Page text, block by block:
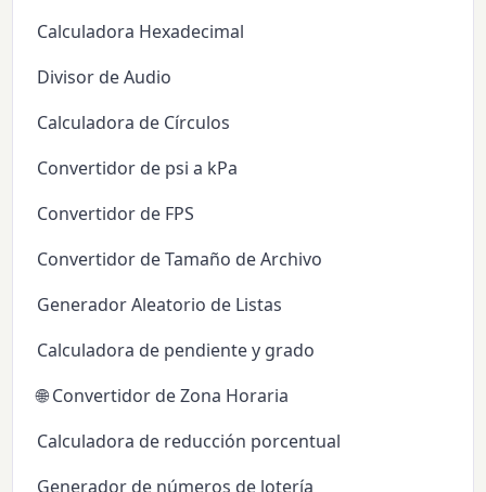
Calculadora Hexadecimal
Divisor de Audio
Calculadora de Círculos
Convertidor de psi a kPa
Convertidor de FPS
Convertidor de Tamaño de Archivo
Generador Aleatorio de Listas
Calculadora de pendiente y grado
🌐 Convertidor de Zona Horaria
Calculadora de reducción porcentual
Generador de números de lotería